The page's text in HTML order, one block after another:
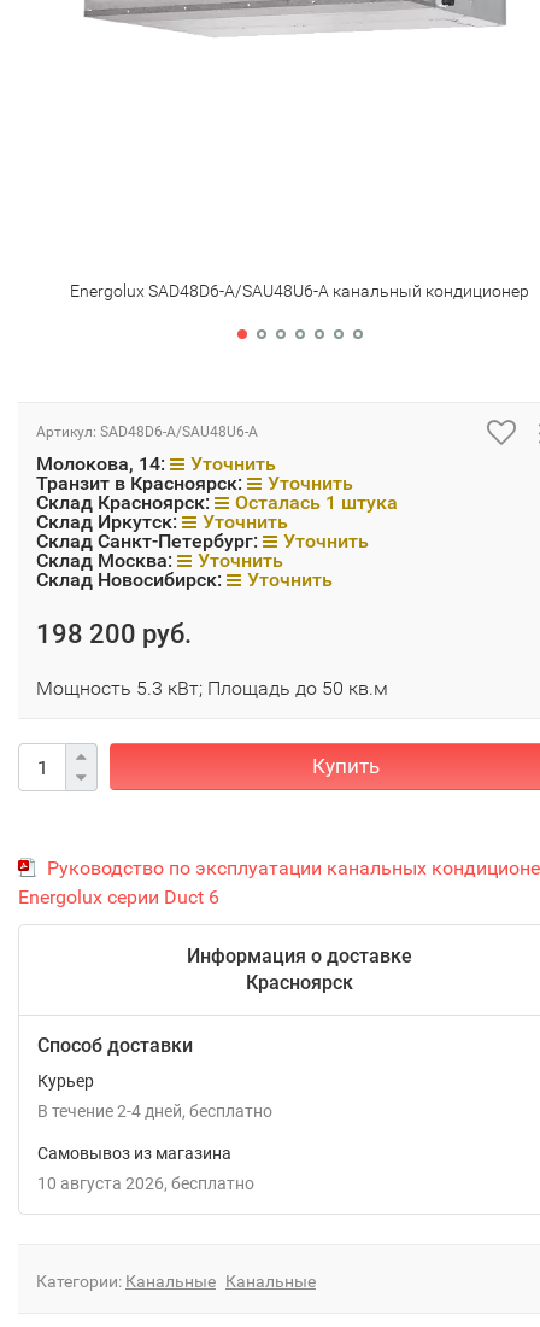
Energolux SAD48D6-A/SAU48U6-A канальный кондиционер
Артикул: SAD48D6-A/SAU48U6-A
Молокова, 14:
Уточнить
Транзит в Красноярск:
Уточнить
Склад Красноярск:
Осталась 1 штука
Склад Иркутск:
Уточнить
Склад Санкт-Петербург:
Уточнить
Склад Москва:
Уточнить
Склад Новосибирск:
Уточнить
198 200 руб.
Мощность 5.3 кВт; Площадь до 50 кв.м
Купить
Руководство по эксплуатации канальных
Energolux серии Duct 6
Информация о доставке
Красноярск
Способ доставки
Курьер
В течение2-4 дней Бесплатно
Самовывоз из магазина
10 августа 2026
Бесплатно
Категории: Канальные Канальные